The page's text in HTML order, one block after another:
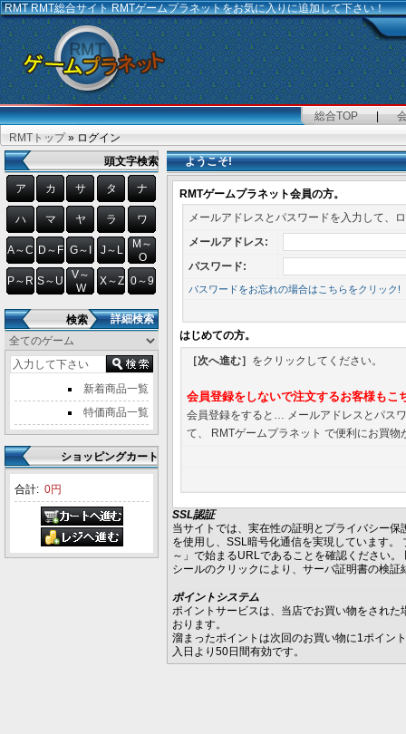
RMTRMT総合サイト RMTゲームプラネットをお気に入りに追加して下さい！
総合TOP |
RMTトップ » ログイン
頭文字検索
ア カ サ タ ナ
ハ マ ヤ ラ ワ
A～C D～F G～I J～L
M～
O
P～R S～U
V～
W
X～Z 0～9
検索 詳細検索
新着商品一覧
特価商品一覧
ショッピングカート
合計: 0円
ようこそ!
RMTゲームプラネット会員の方。
メールアドレスとパスワードを入力して、
メールアドレス:
パスワード:
パスワードをお忘れの場合はこちらをクリック!
はじめての方。
［次へ進む］ をクリックしてください。
会員登録をしないで注文するお客様もこ
会員登録をすると… メールアドレスとパス
て、 RMTゲームプラネット で便利にお買物
SSL認証
当サイトでは、実在性の証明とプライバシー
を使用し、SSL暗号化通信を実現しています
～」で始まるURLであることを確認ください
シールのクリックにより、サーバ証明書の検証
ポイントシステム
ポイントサービスは、当店でお買い物をされ
おります。
溜まったポイントは次回のお買い物に1ポイン
入日より50日間有効です。